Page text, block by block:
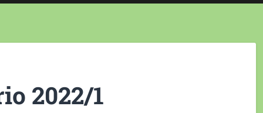
2022/1